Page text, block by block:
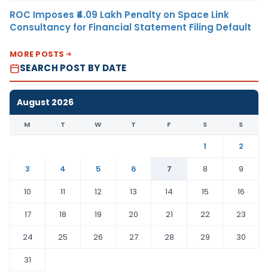
ROC Imposes ₹4.09 Lakh Penalty on Space Link
Consultancy for Financial Statement Filing Default
MORE POSTS
SEARCH POST BY DATE
August 2026
M T W T F S S
1
2
3
4 5 6 7 8
9
10
11 12 13 14 15
16
17
18 19 20 21 22
23
24
25 26 27 28 29
30
31